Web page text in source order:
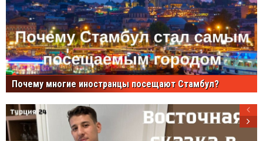
Почему многие иностранцы посещают Стамбул?